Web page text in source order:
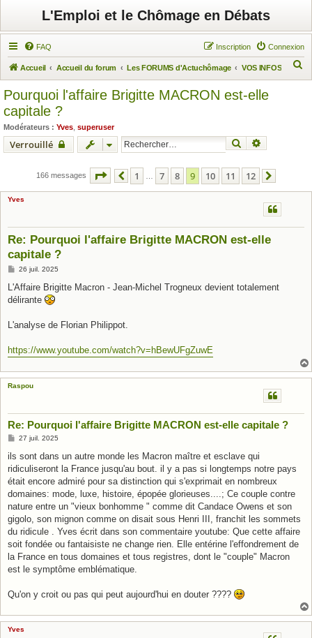
L'Emploi et le Chômage en Débats
FAQ Connexion
Inscription
Accueil Accueil du forum Les FORUMS d'Actuchômage VOS INFOS
Pourquoi l'affaire Brigitte MACRON est-elle
capitale ?
Modérateurs : Yves superuser
Verrouillé Rechercher
166 messages Page sur 12
Précédent
1 7 8 9 10 11 12
Yves
Re: Pourquoi l'affaire Brigitte MACRON est-elle
capitale ?
M
s
a
26 juil. 2025
L'Affaire Brigitte Macron - Jean-Michel Trogneux devient totalement
délirante
L'analyse de Florian Philippot.
https://www.youtube.com/watch?v=hBewUFgZuwE
Raspou
Re: Pourquoi l'affaire Brigitte MACRON est-elle capitale ?
M
s
a
g
27 juil. 2025
ils sont dans un autre monde les Macron maître et esclave qui
ridiculiseront la France jusqu'au bout. il y a pas si longtemps notre pays
était encore admiré pour sa distinction qui s'exprimait en nombreux
domaines: mode, luxe, histoire, épopée glorieuses....; Ce couple contre
nature entre un "vieux bonhomme " comme dit Candace Owens et son
gigolo, son mignon comme on disait sous Henri III, franchit les sommets
du ridicule . Yves écrit dans son commentaire youtube: Que cette affaire
soit fondée ou fantaisiste ne change rien. Elle entérine l'effondrement de
la France en tous domaines et tous registres, dont le "couple" Macron
est le symptôme emblématique.
Qu'on y croit ou pas qui peut aujourd'hui en douter ????
Yves